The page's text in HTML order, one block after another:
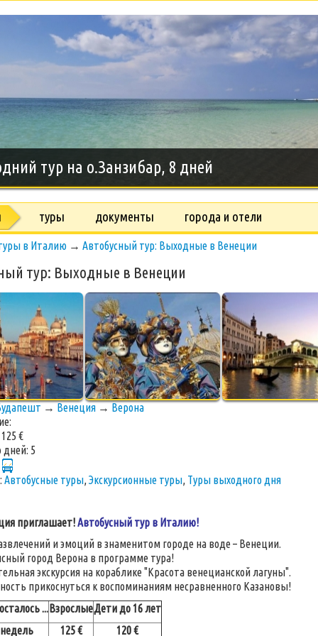
тур на о.Занзибар, 8 дней
туры документы города и отели
в Италию → Автобусный тур: Выходные в Венеции
тур: Выходные в Венеции
→ Венеция → Верона
125 €
дней: 5
Автобусные туры,Экскурсионные туры, Туры выходного дня
приглашает!Автобусный тур в Италию!
и эмоций в знаменитом городе на воде – Венеции.
город Верона в программе тура!
экскурсия на кораблике "Красота венецианской лагуны".
прикоснуться к воспоминаниям несравненного Казановы!
...ВзрослыеДети до 16 лет
125 € 120 €